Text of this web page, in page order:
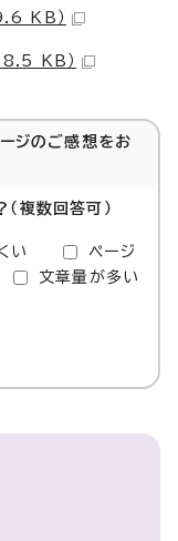
KB）
KB）
ジのご感想をお
複数回答可）
い
ページ
文章量が多い